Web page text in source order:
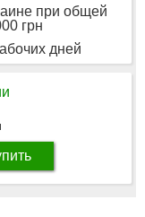
при общей
грн
дней